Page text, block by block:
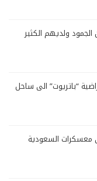
اليمنيين بعد 4 سنوات من الجمود ولديهم الكثير
“باتريوت” الى ساحل
معسكرات السعودية